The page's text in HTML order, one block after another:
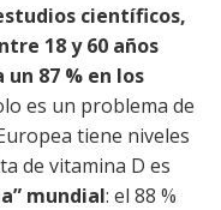
científicos,
18 y 60 años
87 % en los
es un problema de
tiene niveles
de vitamina D es
mundial: el 88 %